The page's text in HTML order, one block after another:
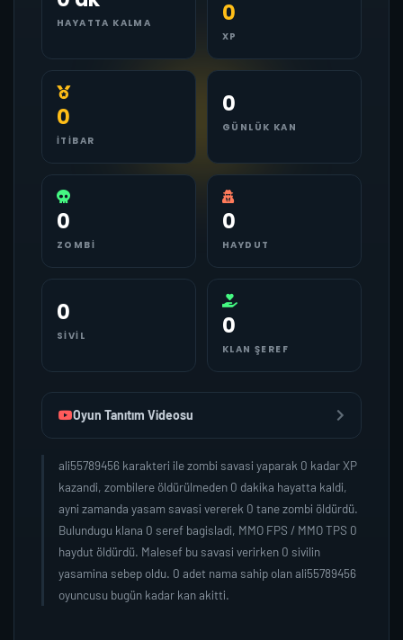
HAYATTA KALMA 0
XP
0
İTIBAR
0
GÜNLÜK KAN
0
ZOMBI
0
HAYDUT
0
SIVIL 0
KLAN ŞEREF
Oyun Tanıtım Videosu
ali55789456 karakteri ile zombi savasi yaparak 0 kadar XP
kazandi, zombilere öldürülmeden 0 dakika hayatta kaldi,
ayni zamanda yasam savasi vererek 0 tane zombi öldürdü.
Bulundugu klana 0 seref bagisladi, MMO FPS / MMO TPS 0
haydut öldürdü. Malesef bu savasi verirken 0 sivilin
yasamina sebep oldu. 0 adet nama sahip olan ali55789456
oyuncusu bugün kadar kan akitti.